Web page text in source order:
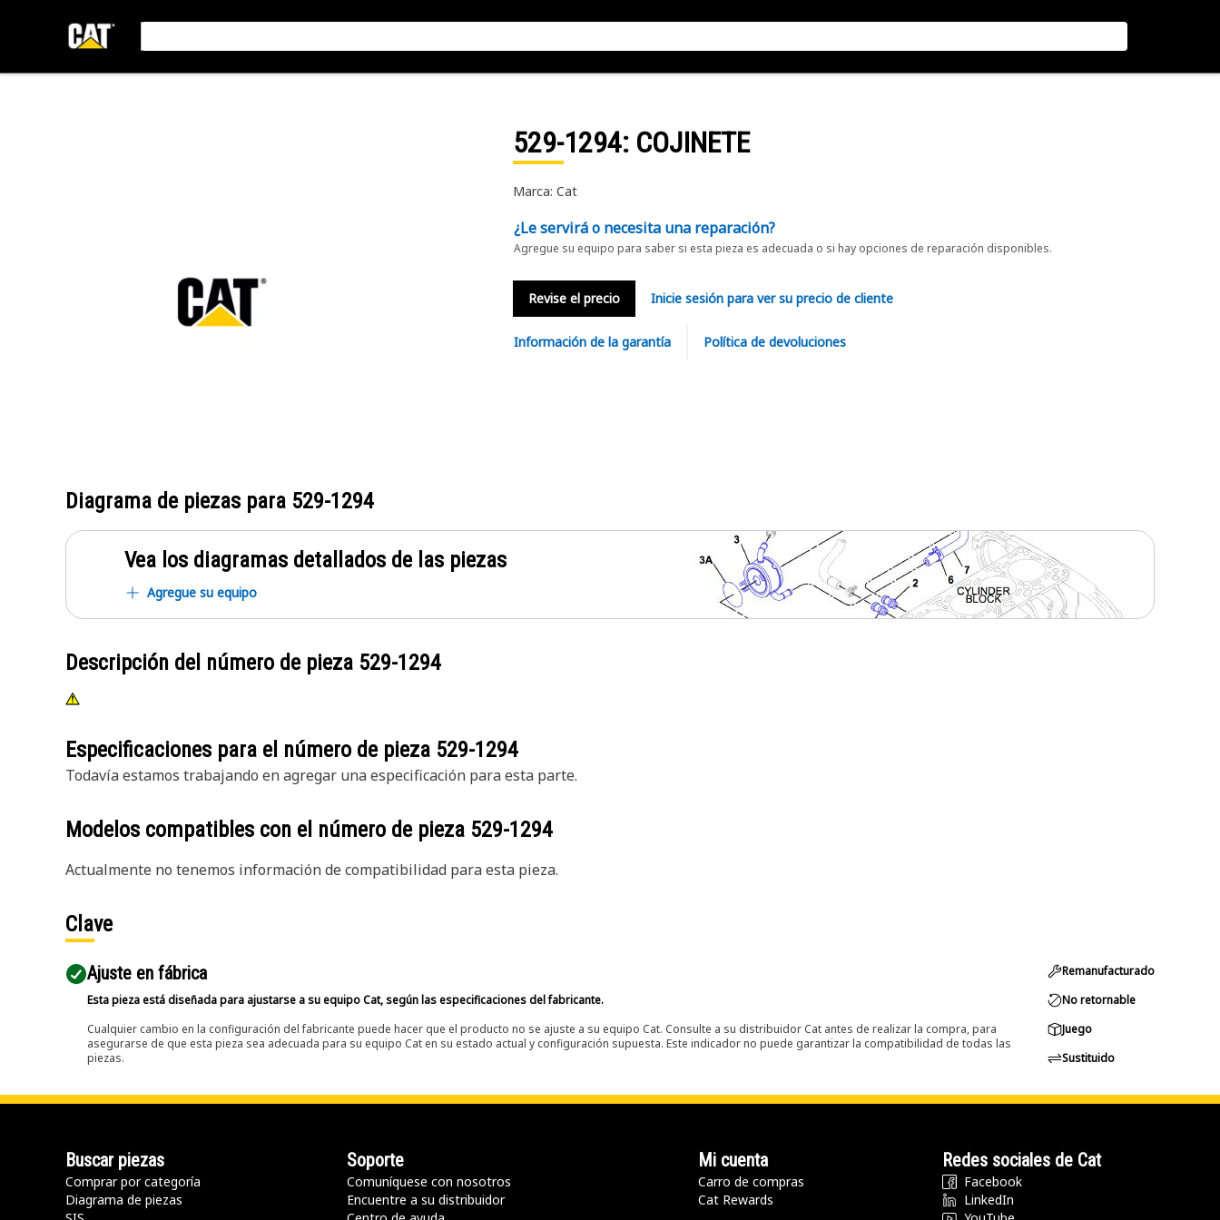
529-1294: COJINETE
Marca: Cat
¿Le servirá o necesita una reparación?
Agregue su equipo para saber si esta pieza es adecuada o si hay opciones de reparación disponibles.
Revise el precio Inicie sesión para ver su precio de cliente
Información de la garantía Política de devoluciones
Diagrama de piezas para 529-1294
Vea los diagramas detallados de las piezas
Agregue su equipo
Descripción del número de pieza 529-1294
Especificaciones para el número de pieza 529-1294
Todavía estamos trabajando en agregar una especificación para esta parte.
Modelos compatibles con el número de pieza 529-1294
Actualmente no tenemos información de compatibilidad para esta pieza.
Clave
Ajuste en fábrica
Esta pieza está diseñada para ajustarse a su equipo Cat, según las especificaciones del fabricante.
Cualquier cambio en la configuración del fabricante puede hacer que el producto no se ajuste a su equipo Cat. Consulte a su distribuidor Cat antes de realizar la compra, para
asegurarse de que esta pieza sea adecuada para su equipo Cat en su estado actual y configuración supuesta. Este indicador no puede garantizar la compatibilidad de todas las
piezas.
Remanufacturado
No retornable
Juego
Sustituido
Buscar piezas
Comprar por categoría
Diagrama de piezas
Soporte
Comuníquese con nosotros
Encuentre a su distribuidor
Mi cuenta
Carro de compras
Cat Rewards
Redes sociales de Cat
Facebook
LinkedIn